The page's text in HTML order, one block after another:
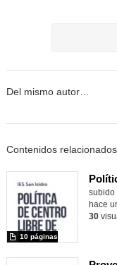
Del mismo autor…
Contenidos
subido
10 páginas
hace
30